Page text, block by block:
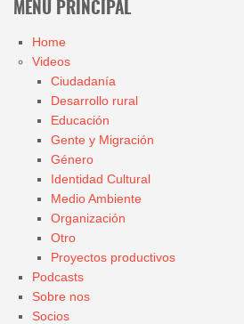
MENÚ PRINCIPAL
Home
Videos
Ciudadanía
Desarrollo rural
Educación
Gente y Migración
Género
Identidad Cultural
Medio Ambiente
Organización
Otro
Proyectos productivos
Podcasts
Sobre nos
Socios